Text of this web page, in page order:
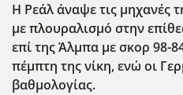
Η Ρεάλ άναψε τις μηχανές
με πλουραλισμό στην
επί της Άλμπα με σκορ 98-
πέμπτη της νίκη, ενώ οι
βαθμολογίας.